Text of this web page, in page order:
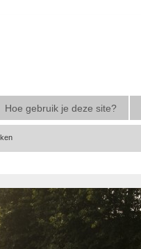
Hoe gebruik je deze site?